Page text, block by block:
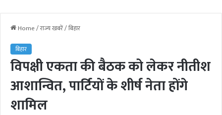
Home/राज्य खबरें/बिहार
बिहार
विपक्षी एकता की बैठक को लेकर नीतीश
आशान्वित, पार्टियों के शीर्ष नेता होंगे
शामिल